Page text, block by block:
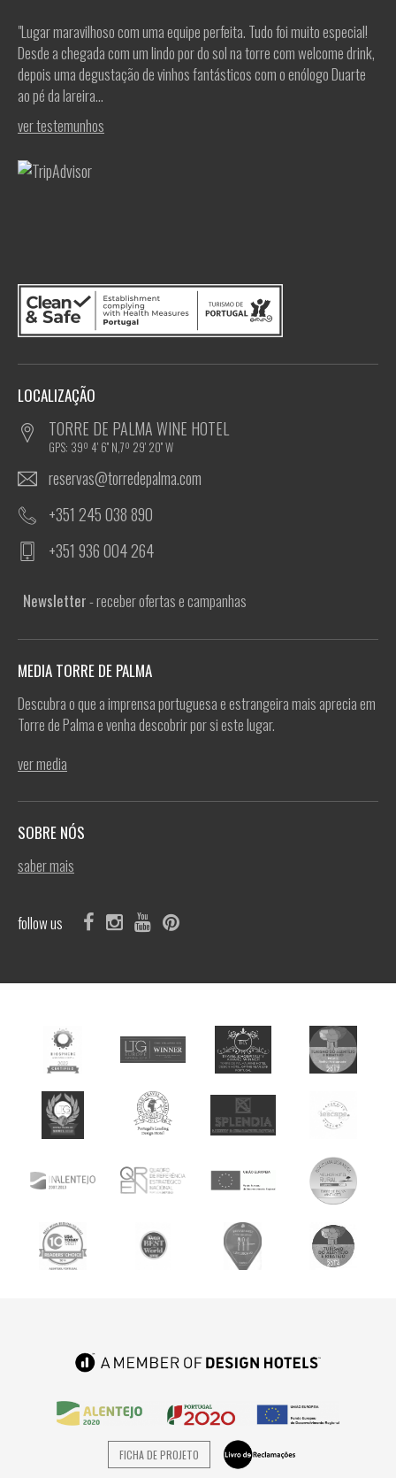
"Lugar maravilhoso com uma equipe perfeita. Tudo foi muito especial!
Desde a chegada com um lindo por do sol na torre com welcome drink,
depois uma degustação de vinhos fantásticos com o enólogo Duarte
ao pé da lareira...
ver testemunhos
LOCALIZAÇÃO
TORRE DE PALMA WINE HOTEL
GPS: 39º 4' 6'' N,7º 29' 20'' W
reservas@torredepalma.com
+351 245 038 890
+351 936 004 264
Newsletter- receber ofertas e campanhas
MEDIA TORRE DE PALMA
Descubra o que a imprensa portuguesa e estrangeira mais aprecia em
Torre de Palma e venha descobrir por si este lugar.
ver media
SOBRE NÓS
saber mais
follow us
FICHA DE PROJETO